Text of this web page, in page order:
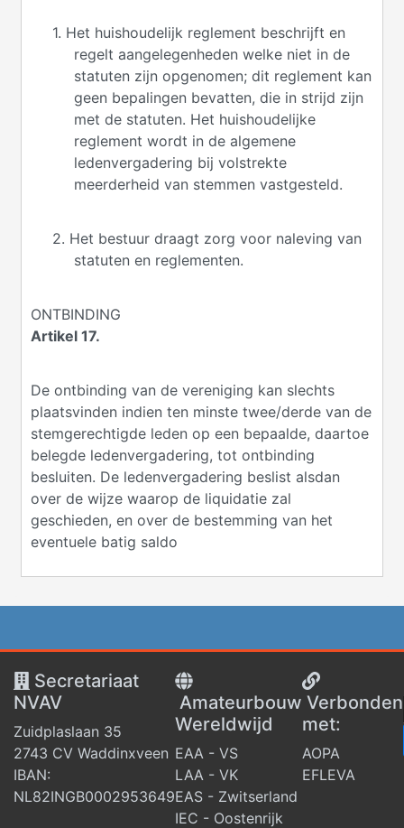
1. Het huishoudelijk reglement beschrijft en
regelt aangelegenheden welke niet in de
statuten zijn opgenomen; dit reglement kan
geen bepalingen bevatten, die in strijd zijn
met de statuten. Het huishoudelijke
reglement wordt in de algemene
ledenvergadering bij volstrekte
meerderheid van stemmen vastgesteld.
2. Het bestuur draagt zorg voor naleving van
statuten en reglementen.
ONTBINDING
Artikel 17.
De ontbinding van de vereniging kan slechts
plaatsvinden indien ten minste twee/derde van de
stemgerechtigde leden op een bepaalde, daartoe
belegde ledenvergadering, tot ontbinding
besluiten. De ledenvergadering beslist alsdan
over de wijze waarop de liquidatie zal
geschieden, en over de bestemming van het
eventuele batig saldo
Secretariaat
NVAV
Zuidplaslaan 35
2743 CV Waddinxveen
IBAN:
NL82INGB0002953649
Amateurbouw
Wereldwijd
EAA - VS
LAA - VK
EAS - Zwitserland
IEC - Oostenrijk
Verbonden
met:
AOPA
EFLEVA